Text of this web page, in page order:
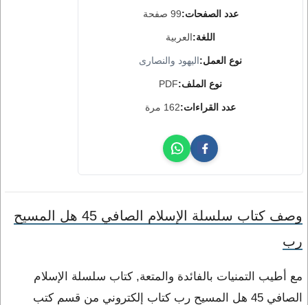
عدد الصفحات:99 صفحة
اللغة:العربية
نوع العمل:اليهود والنصارى
نوع الملف:PDF
عدد القراءات:162 مرة
وصف كتاب سلسلة الإسلام الصافي 45 هل المسيح
رب
مع أطيب التمنيات بالفائدة والمتعة, كتاب سلسلة الإسلام
الصافي 45 هل المسيح رب كتاب إلكتروني من قسم كتب